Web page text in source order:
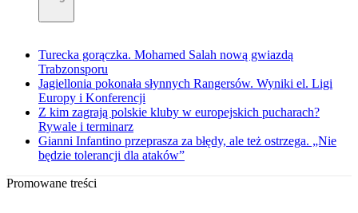
Turecka gorączka. Mohamed Salah nową gwiazdą
Trabzonsporu
Jagiellonia pokonała słynnych Rangersów. Wyniki el. Ligi
Europy i Konferencji
Z kim zagrają polskie kluby w europejskich pucharach?
Rywale i terminarz
Gianni Infantino przeprasza za błędy, ale też ostrzega. „Nie
będzie tolerancji dla ataków”
Promowane treści